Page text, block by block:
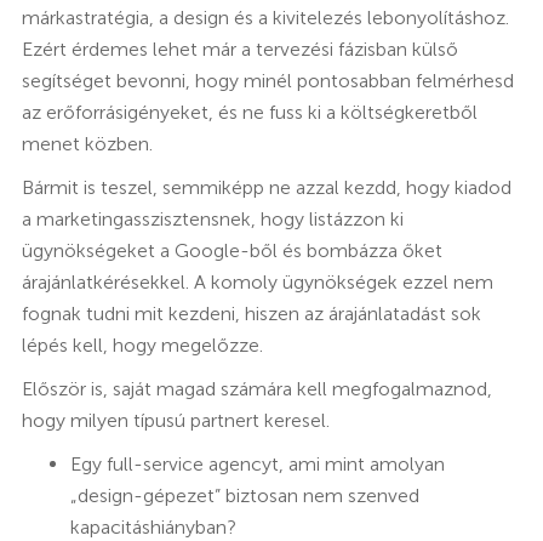
márkastratégia, a design és a kivitelezés lebonyolításhoz.
Ezért érdemes lehet már a tervezési fázisban külső
segítséget bevonni, hogy minél pontosabban felmérhesd
az erőforrásigényeket, és ne fuss ki a költségkeretből
menet közben.
Bármit is teszel, semmiképp ne azzal kezdd, hogy kiadod
a marketingasszisztensnek, hogy listázzon ki
ügynökségeket a Google-ből és bombázza őket
árajánlatkérésekkel. A komoly ügynökségek ezzel nem
fognak tudni mit kezdeni, hiszen az árajánlatadást sok
lépés kell, hogy megelőzze.
Először is, saját magad számára kell megfogalmaznod,
hogy milyen típusú partnert keresel.
Egy full-service agencyt, ami mint amolyan
„design-gépezet” biztosan nem szenved
kapacitáshiányban?